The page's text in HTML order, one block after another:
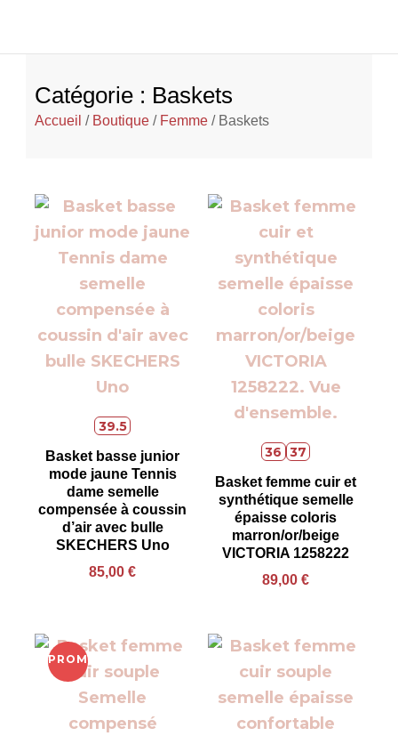
Catégorie : Baskets
Accueil / Boutique / Femme / Baskets
39.5
Basket basse junior
mode jaune Tennis
dame semelle
compensée à coussin
d’air avec bulle
SKECHERS Uno
85,00 €
36 37
Basket femme cuir et
synthétique semelle
épaisse coloris
marron/or/beige
VICTORIA 1258222
89,00 €
PROMO !